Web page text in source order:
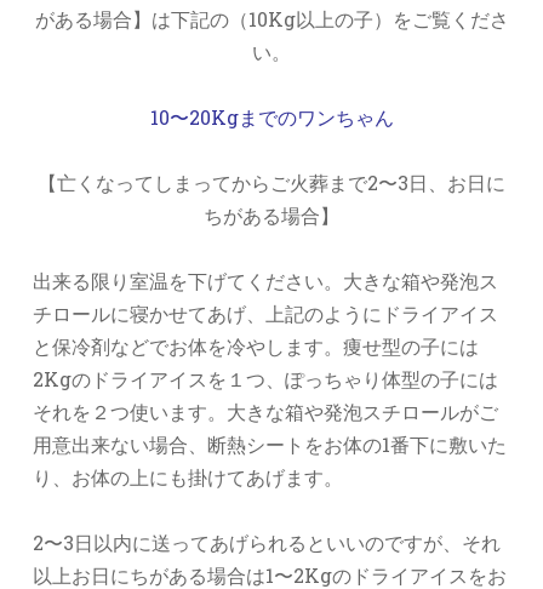
がある場合】は下記の（10Kg以上の子）をご覧くださ
い。
10〜20Kgまでのワンちゃん
【亡くなってしまってからご火葬まで2〜3日、お日に
ちがある場合】
出来る限り室温を下げてください。大きな箱や発泡ス
チロールに寝かせてあげ、上記のようにドライアイス
と保冷剤などでお体を冷やします。痩せ型の子には
2Kgのドライアイスを１つ、ぽっちゃり体型の子には
それを２つ使います。大きな箱や発泡スチロールがご
用意出来ない場合、断熱シートをお体の1番下に敷いた
り、お体の上にも掛けてあげます。
2〜3日以内に送ってあげられるといいのですが、それ
以上お日にちがある場合は1〜2Kgのドライアイスをお